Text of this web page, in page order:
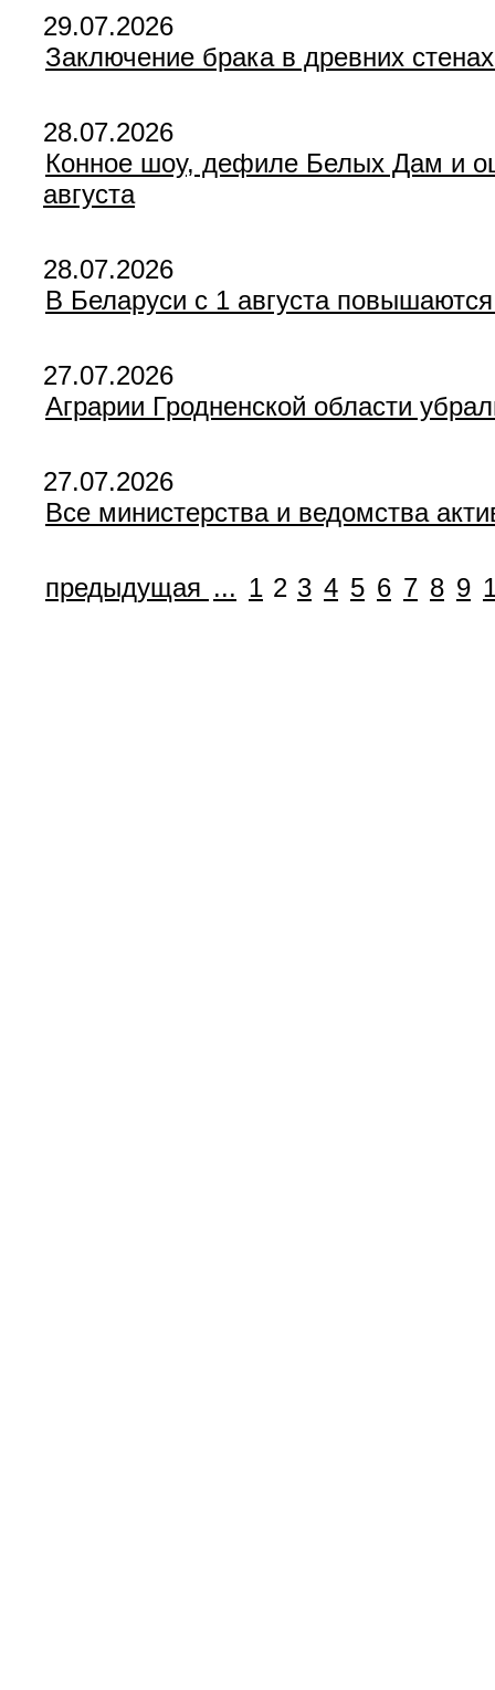
29.07.2026
Заключение брака в древних
28.07.2026
Конное шоу, дефиле Белых Дам и
августа
28.07.2026
В Беларуси с 1 августа
27.07.2026
Аграрии Гродненской области
27.07.2026
Все министерства и ведомства
предыдущая ... 1 2 3 4 5 6 7 8 9